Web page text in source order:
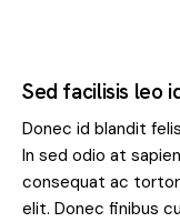
Sed facilisis leo
Donec id blandit
In sed odio at
consequat ac
elit. Donec finibus